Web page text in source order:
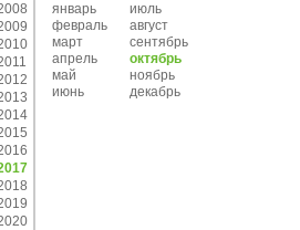
январь
июль
февраль
август
март
сентябрь
апрель
октябрь
май
ноябрь
июнь
декабрь